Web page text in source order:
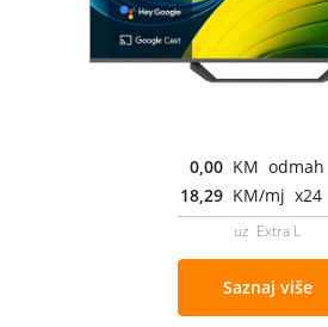
0,00 KM odmah
18,29 KM/mj x24
uz Extra L
Saznaj više